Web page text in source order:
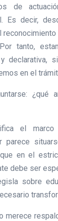
de
Es decir,
tanto,
declarativa,
en el
¿qué
el marco
parece
en el
debe ser
sobre
merece